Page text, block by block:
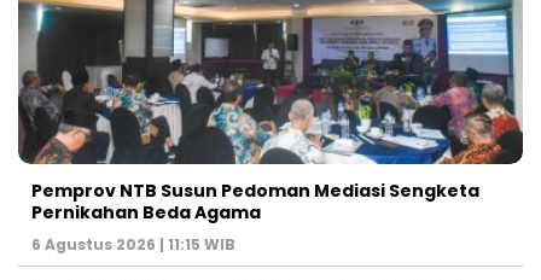
Pemprov NTB Susun Pedoman Mediasi Sengketa
Pernikahan Beda Agama
6 Agustus 2026 | 11:15 WIB